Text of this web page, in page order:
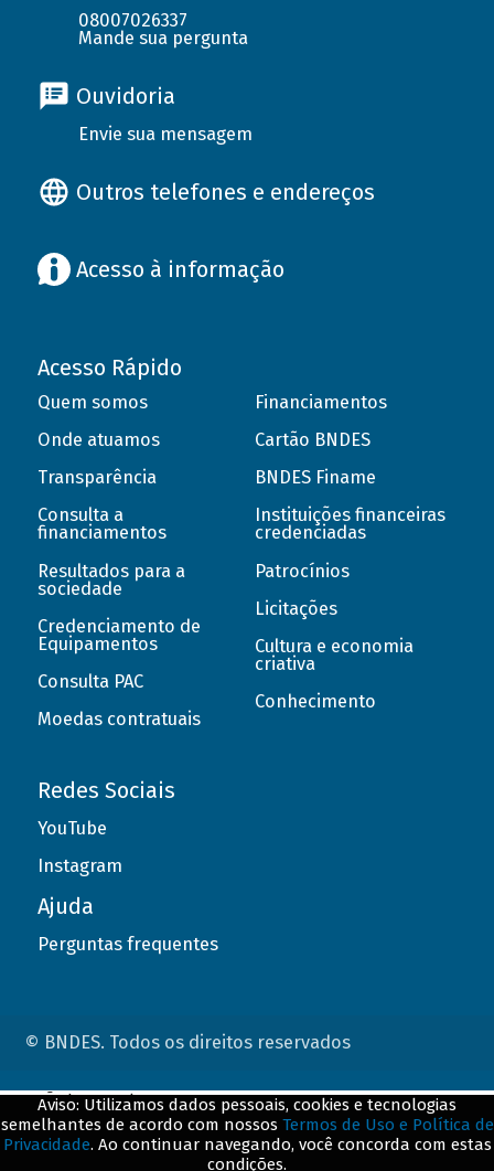
08007026337
Mande sua pergunta
Ouvidoria
Envie sua mensagem
Outros telefones e endereços
Acesso à informação
Acesso Rápido
Quem somos
Onde atuamos
Transparência
Consulta a
financiamentos
Resultados para a
sociedade
Credenciamento de
Equipamentos
Consulta PAC
Moedas contratuais
Financiamentos
Cartão BNDES
BNDES Finame
Instituições financeiras
credenciadas
Patrocínios
Licitações
Cultura e economia
criativa
Conhecimento
Redes Sociais
YouTube
Instagram
Ajuda
Perguntas frequentes
© BNDES. Todos os direitos reservados
Aviso: Utilizamos dados pessoais, cookies e tecnologias
semelhantes de acordo com nossos Termos de Uso e Política de
Privacidade. Ao continuar navegando, você concorda com estas
condições.
ConteÃºdo complementar
${title}${badge}